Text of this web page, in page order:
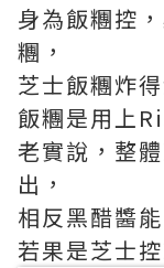
身為飯糰控
糰，
芝士飯糰炸
飯糰是用上
老實說，整
出，
相反黑醋醬
若果是芝士